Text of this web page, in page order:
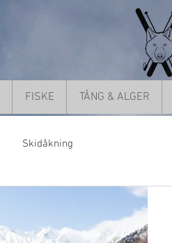
FISKE TÅNG & ALGER
Skidåkning